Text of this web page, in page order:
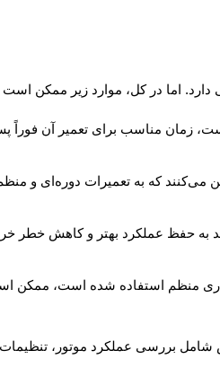
اما در کل، موارد زیر ممکن
زمان مناسب برای تعمیر آن
می‌کنند که به تعمیرات دوره‌ای و
حفظ عملکرد بهتر و کاهش خطر
استفاده شده است، ممکن